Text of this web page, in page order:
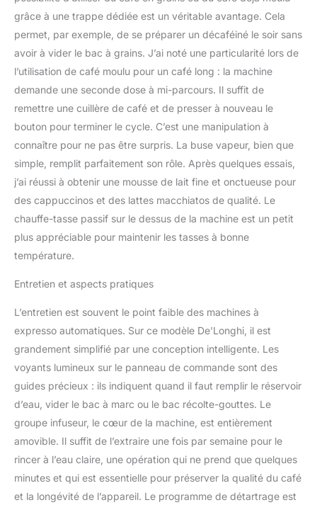
grâce à une trappe dédiée est un véritable avantage. Cela
permet, par exemple, de se préparer un décaféiné le soir sans
avoir à vider le bac à grains. J’ai noté une particularité lors de
l’utilisation de café moulu pour un café long : la machine
demande une seconde dose à mi-parcours. Il suffit de
remettre une cuillère de café et de presser à nouveau le
bouton pour terminer le cycle. C’est une manipulation à
connaître pour ne pas être surpris. La buse vapeur, bien que
simple, remplit parfaitement son rôle. Après quelques essais,
j’ai réussi à obtenir une mousse de lait fine et onctueuse pour
des cappuccinos et des lattes macchiatos de qualité. Le
chauffe-tasse passif sur le dessus de la machine est un petit
plus appréciable pour maintenir les tasses à bonne
température.
Entretien et aspects pratiques
L’entretien est souvent le point faible des machines à
expresso automatiques. Sur ce modèle De’Longhi, il est
grandement simplifié par une conception intelligente. Les
voyants lumineux sur le panneau de commande sont des
guides précieux : ils indiquent quand il faut remplir le réservoir
d’eau, vider le bac à marc ou le bac récolte-gouttes. Le
groupe infuseur, le cœur de la machine, est entièrement
amovible. Il suffit de l’extraire une fois par semaine pour le
rincer à l’eau claire, une opération qui ne prend que quelques
minutes et qui est essentielle pour préserver la qualité du café
et la longévité de l’appareil. Le programme de détartrage est